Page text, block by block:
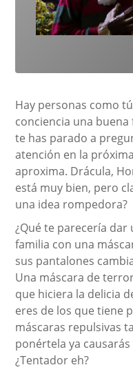
Hay personas como
conciencia una
te has parado a
atención en la
aproxima. Drácula,
está muy bien, pero
una idea rompedora?
¿Qué te parecería
familia con una
sus pantalones
Una máscara de
que hiciera la delicia
eres de los que tiene
máscaras repulsivas
ponértela ya
¿Tentador eh?